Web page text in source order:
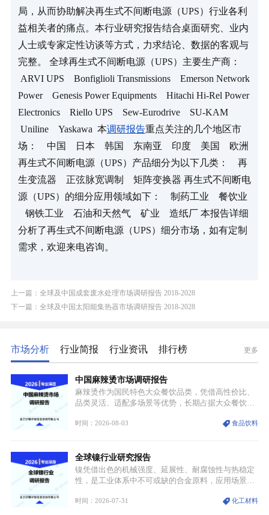
局，从而协助解决再生式不间断电源（UPS）行业各利
益相关者的痛点。本行业研究报告结合桌面研究、业内
人士或专家定性访谈等方式，力求结论、数据的客观与
完整。 全球再生式不间断电源（UPS）主要生产商：
ARVI UPS    Bonfiglioli Transmissions    Emerson Network
Power    Genesis Power Equipments    Hitachi Hi-Rel Power
Electronics    Riello UPS    Sew-Eurodrive    SU-KAM
Uniline    Yaskawa  本调研报告重点关注的几个地区市
场：    中国    日本    韩国    东南亚    印度    美国    欧洲
再生式不间断电源（UPS）产品细分为以下几类：    再
生变流器    正弦脉宽调制    矩阵变换器 再生式不间断电
源（UPS）的细分应用领域如下：    制药工业    餐饮业
钢铁工业    石油和天然气    矿业    造纸厂 本报告详细
分析了再生式不间断电源（UPS）细分市场，如有定制
需求，欢迎来电咨询。
上一篇：全球及中国成套废水处理市场调研报告 2018-2028
下一篇：全球及中国太阳能集热器市场调研报告 2018-2028
市场分析 行业简报 行业资讯 排行榜 更多
中国麻辣烫市场调研报告
麻辣烫作为国民特色大众餐饮品类，凭借高性价比、
品类灵活、适配多场景等优势，长期占据大众餐饮重
型，叠加消费需求升级、线上流量变革、新零售业态
特点，在消费、创业、政策、技术多重驱动下，依旧
具备强劲的发展活力。
时间：2026-08-03 食品饮料
全球镍行业研究报告
镍凭借出色的机械强度、延展性、耐腐蚀性与热稳定
性，是工业体系中不可或缺的合金原料，应用场景横
用价值难以被替代。依托理化优势，镍被全球主要经
时间：2026-07-31 化工材料